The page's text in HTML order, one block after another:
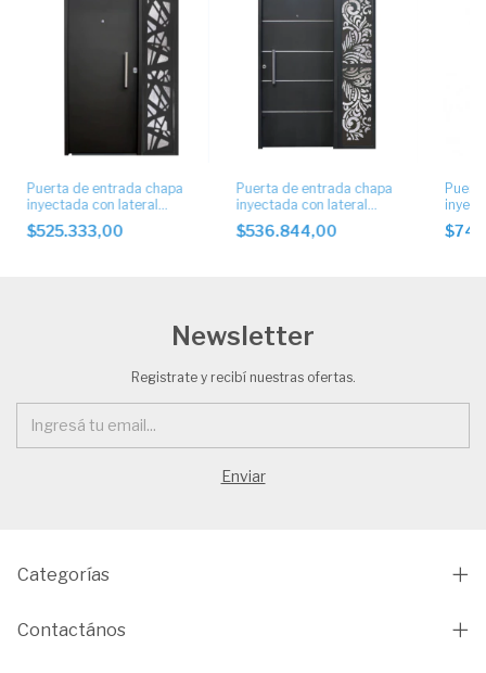
Puerta de entrada chapa
inyectada con lateral
artístico.
$525.333,00
Puerta de entrada chapa
inyectada con lateral
artístico. Cod. 5021
$536.844,00
Newsletter
Registrate y recibí nuestras ofertas.
Categorías
Contactános